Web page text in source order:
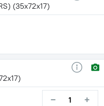
(35х72х17)
− +